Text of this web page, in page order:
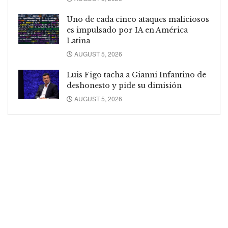
Uno de cada cinco ataques maliciosos
es impulsado por IA en América
Latina
AUGUST 5, 2026
Luis Figo tacha a Gianni Infantino de
deshonesto y pide su dimisión
AUGUST 5, 2026